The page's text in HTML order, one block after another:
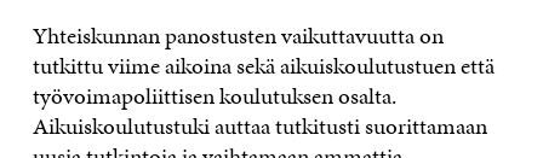
Yhteiskunnan panostusten vaikuttavuutta on
tutkittu viime aikoina sekä aikuiskoulutustuen että
työvoimapoliittisen koulutuksen osalta.
Aikuiskoulutustuki auttaa tutkitusti suorittamaan